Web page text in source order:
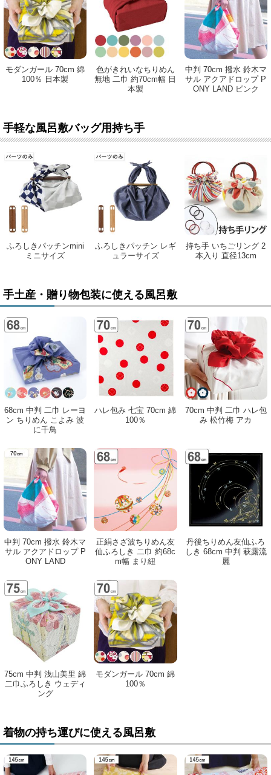
モダンガール 70cm 綿
100％ 日本製
色がきれいなちりめん
無地 二巾 約70cm幅 日
本製
中判 70cm 撥水 鈴木マ
サル アクアドロップ P
ONY LAND ピンク
手軽な風呂敷バッグ用持ち手
ふろしきパッチンmini
ミニサイズ
ふろしきパッチン レギ
ュラーサイズ
持ち手 いちごリング 2
本入り 直径13cm
手土産・贈り物包装に使える風呂敷
68cm 中判 二巾 レーヨ
ン ちりめん こよみ 波
に千鳥
ハレ包み 七宝 70cm 綿
100％
70cm 中判 二巾 ハレ包
み 松竹梅 アカ
中判 70cm 撥水 鈴木マ
サル アクアドロップ P
ONY LAND
正絹さざ波ちりめん友
仙ふろしき 二巾 約68c
m幅 まり紐
丹後ちりめん友仙ふろ
しき 68cm 中判 萩露流
麗
75cm 中判 浅山美里 綿
二巾ふろしき ウェディ
ング
モダンガール 70cm 綿
100％
着物の持ち運びに使える風呂敷